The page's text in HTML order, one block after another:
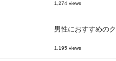
1,274 views
男性におすすめの
1,195 views